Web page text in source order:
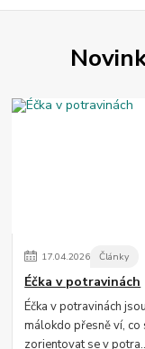
17.04.2026 Články
Éčka v potravinách
Éčka v potravinách
málokdo přesně ví, co
zorientovat se v